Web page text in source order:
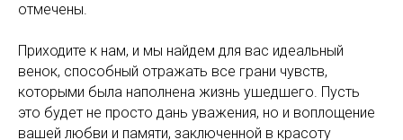
отмечены.
Приходите к нам, и мы найдем для вас идеальный
венок, способный отражать все грани чувств,
которыми была наполнена жизнь ушедшего. Пусть
это будет не просто дань уважения, но и воплощение
вашей любви и памяти, заключенной в красоту